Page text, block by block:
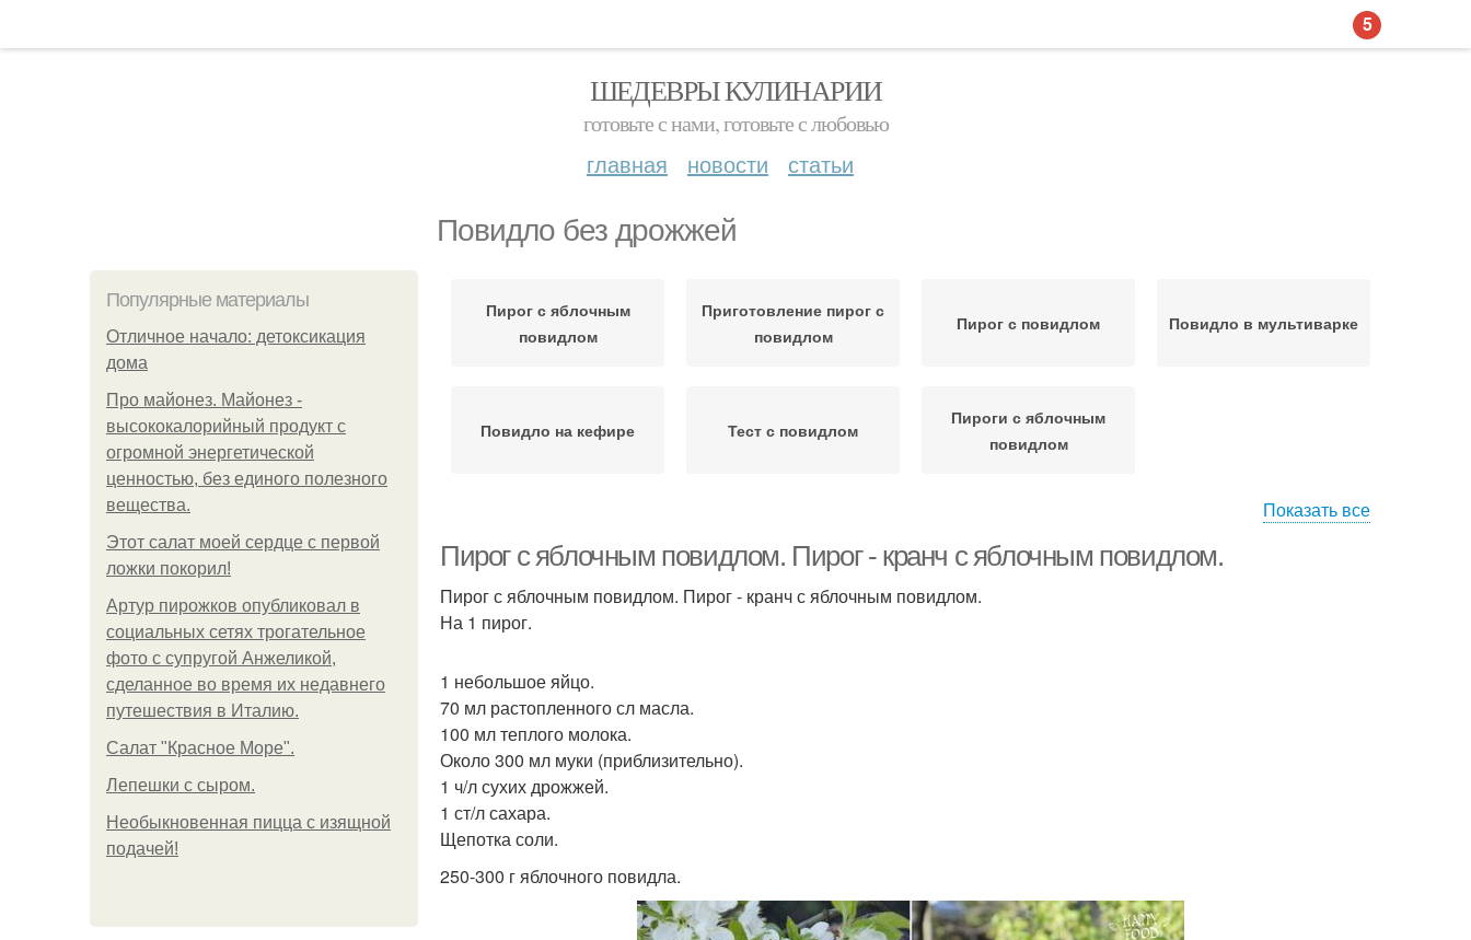
ШЕДЕВРЫ КУЛИНАРИИ
готовьте с нами, готовьте с любовью
главная новости статьи
Повидло без дрожжей
Популярные материалы
Отличное начало: детоксикация
дома
Про майонез. Майонез -
высококалорийный продукт с
огромной энергетической
ценностью, без единого полезного
вещества.
Этот салат моей сердце с первой
ложки покорил!
Артур пирожков опубликовал в
социальных сетях трогательное
фото с супругой Анжеликой,
сделанное во время их недавнего
путешествия в Италию.
Салат "Красное Море".
Лепешки с сыром.
Необыкновенная пицца с изящной
подачей!
Пирог с яблочным
повидлом
Приготовление пирог с
повидлом
Пирог с повидлом Повидло в мультиварке
Повидло на кефире Тест с повидлом
Пироги с яблочным
повидлом
Показать все
Пирог с яблочным повидлом. Пирог - кранч с яблочным повидлом.
Пирог с яблочным повидлом. Пирог - кранч с яблочным повидлом.
На 1 пирог.
1 небольшое яйцо.
70 мл растопленного сл масла.
100 мл теплого молока.
Около 300 мл муки (приблизительно).
1 ч/л сухих дрожжей.
1 ст/л сахара.
Щепотка соли.
250-300 г яблочного повидла.
5